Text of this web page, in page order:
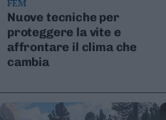
FEM
Nuove tecniche per
proteggere la vite e
affrontare il clima che
cambia